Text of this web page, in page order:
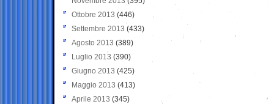
Ottobre 2013 (446)
Settembre 2013 (433)
Agosto 2013 (389)
Luglio 2013 (390)
Giugno 2013 (425)
Maggio 2013 (413)
Aprile 2013 (345)